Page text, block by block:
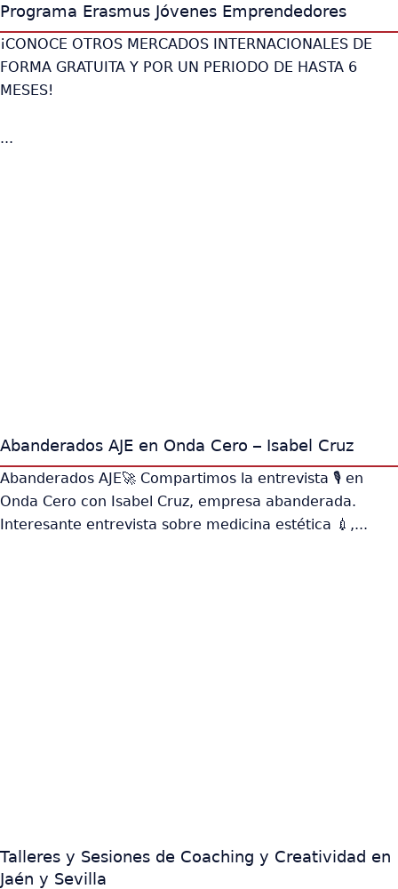
Programa Erasmus Jóvenes Emprendedores
¡CONOCE OTROS MERCADOS INTERNACIONALES DE
FORMA GRATUITA Y POR UN PERIODO DE HASTA 6
MESES!
...
Abanderados AJE en Onda Cero – Isabel Cruz
Abanderados AJE🚀 Compartimos la entrevista 🎙️ en
Onda Cero con Isabel Cruz, empresa abanderada.
Interesante entrevista sobre medicina estética 💉,...
Talleres y Sesiones de Coaching y Creatividad en
Jaén y Sevilla